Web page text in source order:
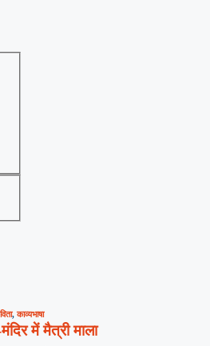
,काव्यभाषा
में मैत्री माला